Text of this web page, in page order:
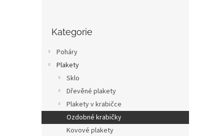
a
n
kategorie
Kategorie
Poháry
Plakety
Sklo
Dřevěné plakety
Plakety v krabičce
Ozdobné krabičky
Kovové plakety